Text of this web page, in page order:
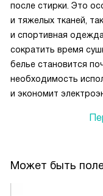
после стирки. Это
и тяжелых тканей,
и спортивная
сократить время
белье становится
необходимость
и экономит
Может быть